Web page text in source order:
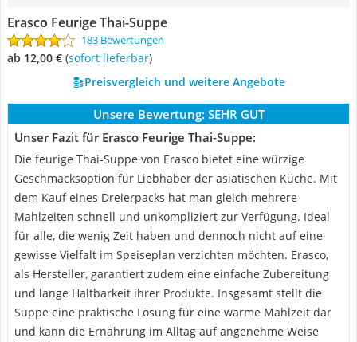
Erasco Feurige Thai-Suppe
183 Bewertungen
ab 12,00 € ( Sofort lieferbar)
Preisvergleich und weitere Angebote
Unsere Bewertung: SEHR GUT
Unser Fazit für Erasco Feurige Thai-Suppe:
Die feurige Thai-Suppe von Erasco bietet eine würzige
Geschmacksoption für Liebhaber der asiatischen Küche. Mit
dem Kauf eines Dreierpacks hat man gleich mehrere
Mahlzeiten schnell und unkompliziert zur Verfügung. Ideal
für alle, die wenig Zeit haben und dennoch nicht auf eine
gewisse Vielfalt im Speiseplan verzichten möchten. Erasco,
als Hersteller, garantiert zudem eine einfache Zubereitung
und lange Haltbarkeit ihrer Produkte. Insgesamt stellt die
Suppe eine praktische Lösung für eine warme Mahlzeit dar
und kann die Ernährung im Alltag auf angenehme Weise